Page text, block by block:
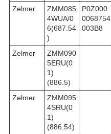
Zelmer
ZMM085
4WUA/0
6(687.54
)
P0Z000
0068754
003B8
Zelmer
ZMM090
5ERU(0
1)
(886.5)
Zelmer
ZMM095
4SRU(0
1)
(886.54)